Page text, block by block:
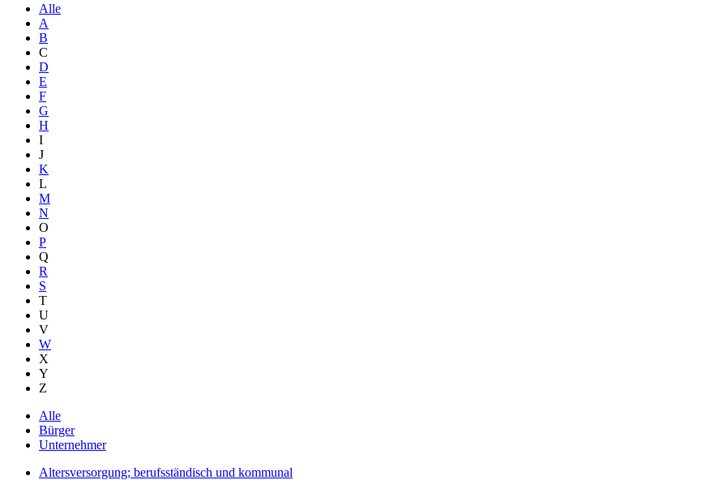
Alle
A
B
C
D
E
F
G
H
I
J
K
L
M
N
O
P
Q
R
S
T
U
V
W
X
Y
Z
Alle
Bürger
Unternehmer
Altersversorgung; berufsständisch und kommunal